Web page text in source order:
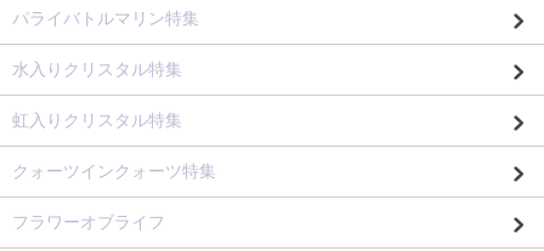
パライバトルマリン特集
水入りクリスタル特集
虹入りクリスタル特集
クォーツインクォーツ特集
フラワーオブライフ